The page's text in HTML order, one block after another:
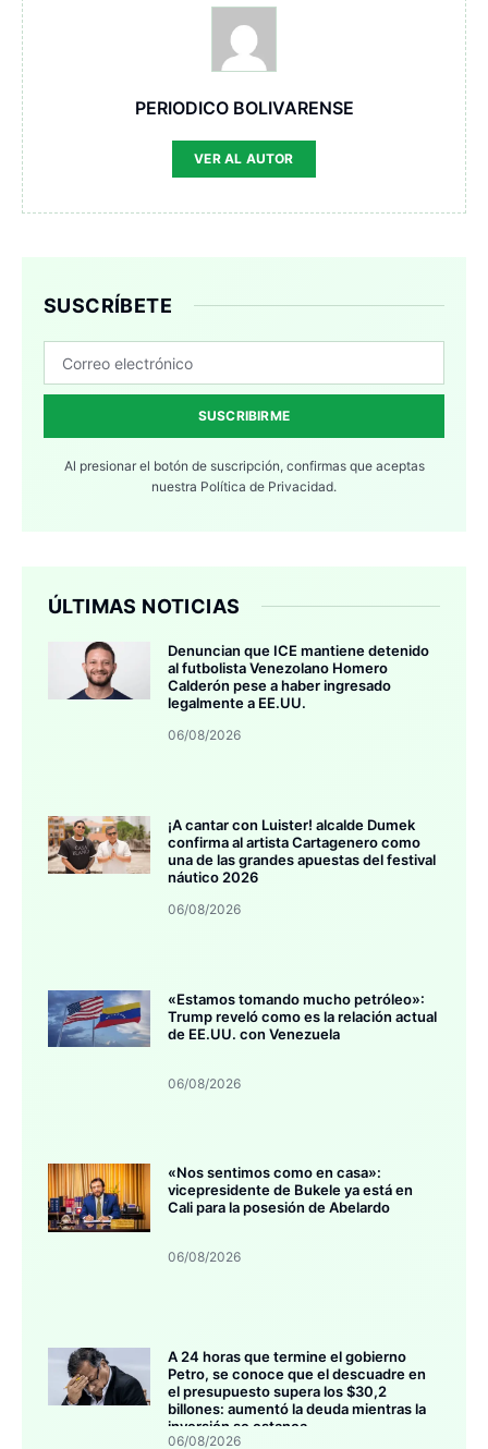
PERIODICO BOLIVARENSE
VER AL AUTOR
SUSCRÍBETE
SUSCRIBIRME
Al presionar el botón de suscripción, confirmas que aceptas
nuestra Política de Privacidad.
ÚLTIMAS NOTICIAS
Denuncian que ICE mantiene detenido
al futbolista Venezolano Homero
Calderón pese a haber ingresado
legalmente a EE.UU.
06/08/2026
¡A cantar con Luister! alcalde Dumek
confirma al artista Cartagenero como
una de las grandes apuestas del festival
náutico 2026
06/08/2026
«Estamos tomando mucho petróleo»:
Trump reveló como es la relación actual
de EE.UU. con Venezuela
06/08/2026
«Nos sentimos como en casa»:
vicepresidente de Bukele ya está en
Cali para la posesión de Abelardo
06/08/2026
A 24 horas que termine el gobierno
Petro, se conoce que el descuadre en
el presupuesto supera los $30,2
billones: aumentó la deuda mientras la
inversión se estanca
06/08/2026